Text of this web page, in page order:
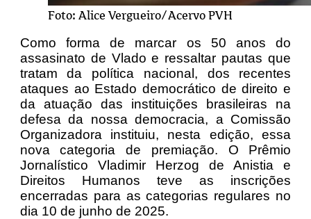
Foto: Alice Vergueiro/Acervo PVH
Como forma de marcar os 50 anos do
assasinato de Vlado e ressaltar pautas que
tratam da política nacional, dos recentes
ataques ao Estado democrático de direito e
da atuação das instituições brasileiras na
defesa da nossa democracia, a Comissão
Organizadora instituiu, nesta edição, essa
nova categoria de premiação. O Prêmio
Jornalístico Vladimir Herzog de Anistia e
Direitos Humanos teve as inscrições
encerradas para as categorias regulares no
dia 10 de junho de 2025.